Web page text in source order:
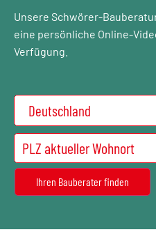
Unsere Schwörer-
eine persönliche Online-
Verfügung.